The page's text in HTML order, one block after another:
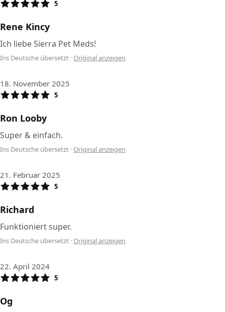
5
Rene Kincy
Ich liebe Sierra Pet Meds!
Ins Deutsche übersetzt · Original anzeigen
18. November 2025
5
Ron Looby
Super & einfach.
Ins Deutsche übersetzt · Original anzeigen
21. Februar 2025
5
Richard
Funktioniert super.
Ins Deutsche übersetzt · Original anzeigen
22. April 2024
5
Og